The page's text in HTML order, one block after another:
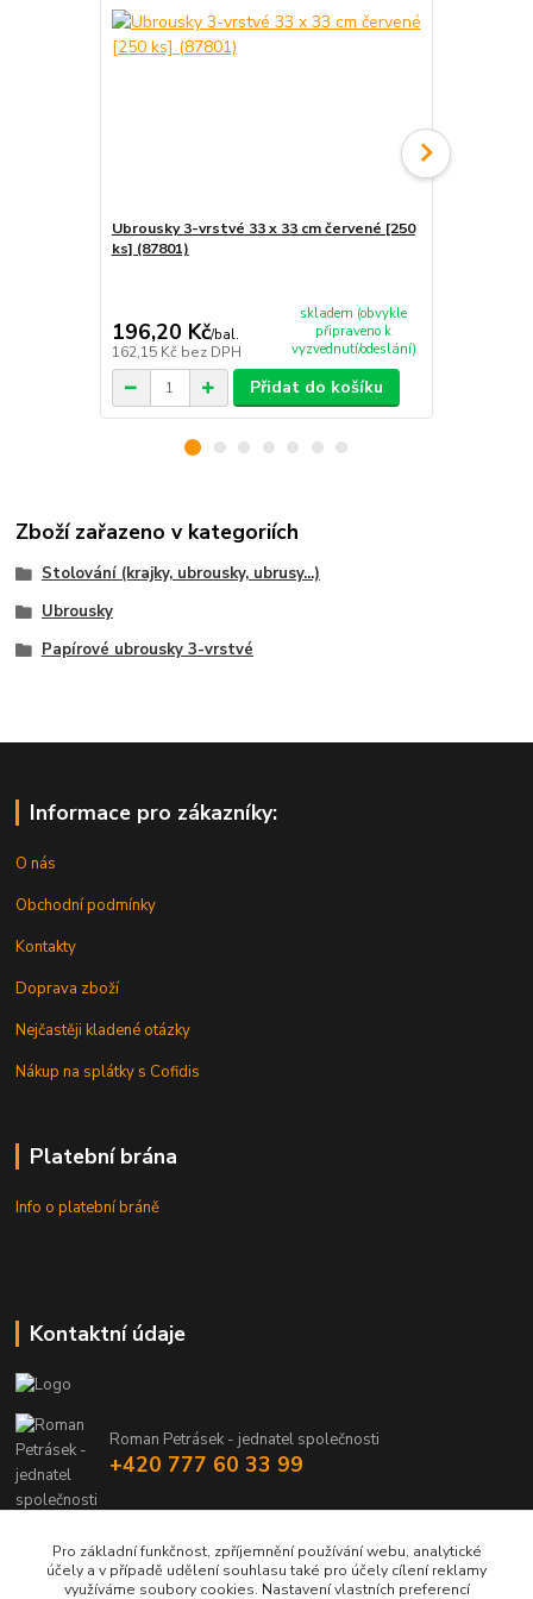
Ubrousky 3-vrstvé 33 x 33 cm červené [250
ks] (87801)
196,20 Kč/bal.
162,15 Kč bez DPH
skladem (obvykle
připraveno k
vyzvednutí/odeslání)
Přidat do košíku
Zboží zařazeno v kategoriích
Stolování (krajky, ubrousky, ubrusy...)
Ubrousky
Papírové ubrousky 3-vrstvé
Informace pro zákazníky:
O nás
Obchodní podmínky
Kontakty
Doprava zboží
Nejčastěji kladené otázky
Nákup na splátky s Cofidis
Platební brána
Info o platební bráně
Kontaktní údaje
Roman Petrásek - jednatel společnosti
+420 777 60 33 99
Pro základní funkčnost, zpříjemnění používání webu, analytické
účely a v případě udělení souhlasu také pro účely cílení reklamy
využíváme soubory cookies. Nastavení vlastních preferencí